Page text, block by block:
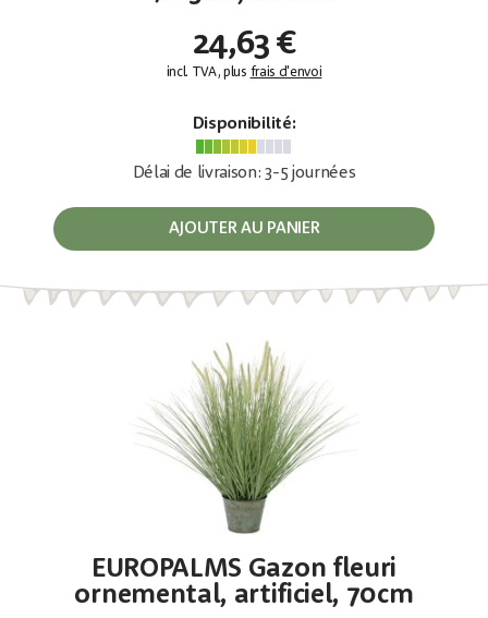
24,63 €
incl. TVA, plus frais d'envoi
Disponibilité:
Délai de livraison: 3-5 journées
AJOUTER AU PANIER
EUROPALMS Gazon fleuri
ornemental, artificiel, 70cm